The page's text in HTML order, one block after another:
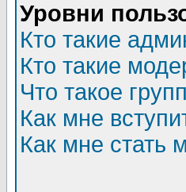
Уровни
Кто такие
Кто такие
Что такое
Как мне
Как мне стать